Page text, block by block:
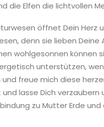
die Elfen die lichtvollen
öffnet Dein
denn sie lieben
wohlgesonnen können
unterstützen,
freue mich diese
lasse Dich
zu Mutter Erde